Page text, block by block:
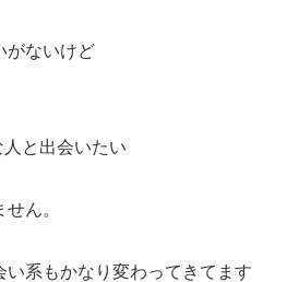
がないけど
と出会いたい
ん。
い系もかなり変わってきてます